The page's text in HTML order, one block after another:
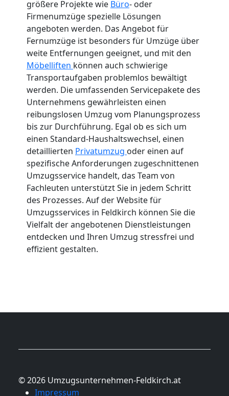
größere Projekte wie Büro- oder
Firmenumzüge spezielle Lösungen
angeboten werden. Das Angebot für
Fernumzüge ist besonders für Umzüge über
weite Entfernungen geeignet, und mit den
Möbelliften können auch schwierige
Transportaufgaben problemlos bewältigt
werden. Die umfassenden Servicepakete des
Unternehmens gewährleisten einen
reibungslosen Umzug vom Planungsprozess
bis zur Durchführung. Egal ob es sich um
einen Standard-Haushaltswechsel, einen
detaillierten Privatumzug oder einen auf
spezifische Anforderungen zugeschnittenen
Umzugsservice handelt, das Team von
Fachleuten unterstützt Sie in jedem Schritt
des Prozesses. Auf der Website für
Umzugsservices in Feldkirch können Sie die
Vielfalt der angebotenen Dienstleistungen
entdecken und Ihren Umzug stressfrei und
effizient gestalten.
© 2026 Umzugsunternehmen-Feldkirch.at
Impressum